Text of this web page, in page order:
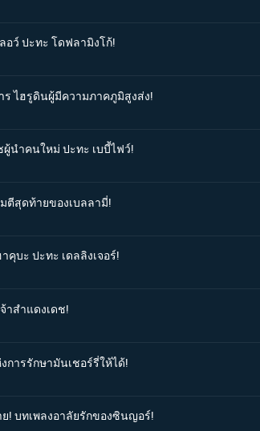
อว์ ปะทะ โดฟลามิงโก้!
ร ไฮรูดินผู้มีความภาคภูมิสูงส่ง!
ผู้นำคนใหม่ ปะทะ เบบี้ไฟว์!
ตีสุดท้ายของเบลลามี่!
คุบะ ปะทะ เดลลิงเจอร์!
าสำแดงเดช!
การรักษามันเชอร์รี่ให้ได้!
! บทเพลงอาลัยรักของซินญอร์!